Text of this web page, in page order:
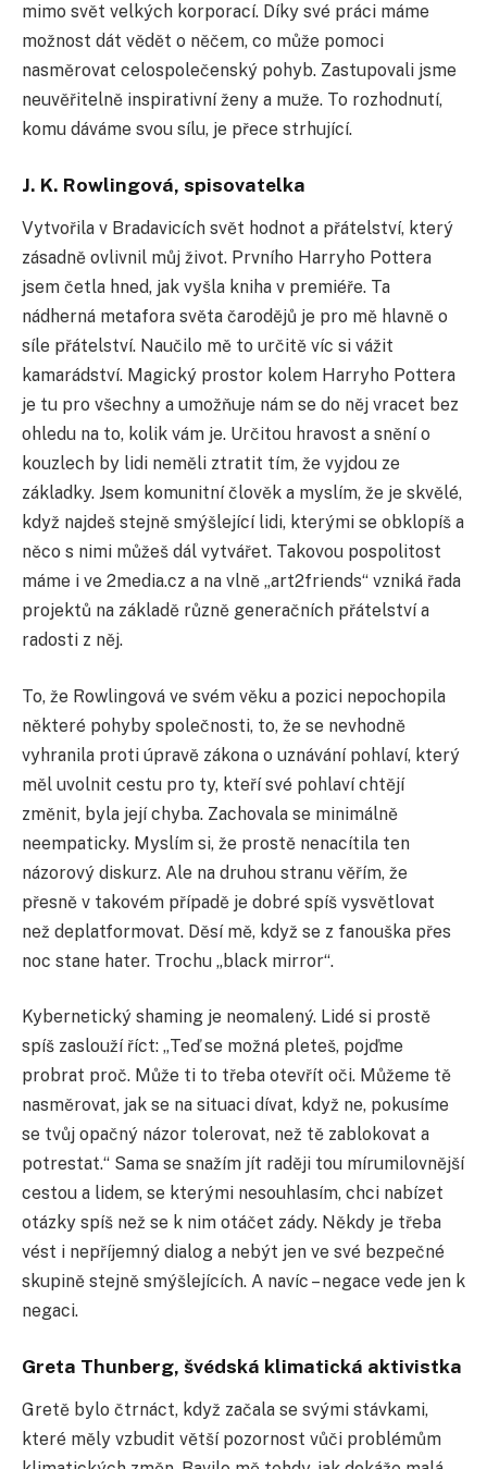
mimo svět velkých korporací. Díky své práci máme
možnost dát vědět o něčem, co může pomoci
nasměrovat celospolečenský pohyb. Zastupovali jsme
neuvěřitelně inspirativní ženy a muže. To rozhodnutí,
komu dáváme svou sílu, je přece strhující.
J. K. Rowlingová, spisovatelka
Vytvořila v Bradavicích svět hodnot a přátelství, který
zásadně ovlivnil můj život. Prvního Harryho Pottera
jsem četla hned, jak vyšla kniha v premiéře. Ta
nádherná metafora světa čarodějů je pro mě hlavně o
síle přátelství. Naučilo mě to určitě víc si vážit
kamarádství. Magický prostor kolem Harryho Pottera
je tu pro všechny a umožňuje nám se do něj vracet bez
ohledu na to, kolik vám je. Určitou hravost a snění o
kouzlech by lidi neměli ztratit tím, že vyjdou ze
základky. Jsem komunitní člověk a myslím, že je skvělé,
když najdeš stejně smýšlející lidi, kterými se obklopíš a
něco s nimi můžeš dál vytvářet. Takovou pospolitost
máme i ve 2media.cz a na vlně „art2friends“ vzniká řada
projektů na základě různě generačních přátelství a
radosti z něj.
To, že Rowlingová ve svém věku a pozici nepochopila
některé pohyby společnosti, to, že se nevhodně
vyhranila proti úpravě zákona o uznávání pohlaví, který
měl uvolnit cestu pro ty, kteří své pohlaví chtějí
změnit, byla její chyba. Zachovala se minimálně
neempaticky. Myslím si, že prostě nenacítila ten
názorový diskurz. Ale na druhou stranu věřím, že
přesně v takovém případě je dobré spíš vysvětlovat
než deplatformovat. Děsí mě, když se z fanouška přes
noc stane hater. Trochu „black mirror“.
Kybernetický shaming je neomalený. Lidé si prostě
spíš zaslouží říct: „Teď se možná pleteš, pojďme
probrat proč. Může ti to třeba otevřít oči. Můžeme tě
nasměrovat, jak se na situaci dívat, když ne, pokusíme
se tvůj opačný názor tolerovat, než tě zablokovat a
potrestat.“ Sama se snažím jít raději tou mírumilovnější
cestou a lidem, se kterými nesouhlasím, chci nabízet
otázky spíš než se k nim otáčet zády. Někdy je třeba
vést i nepříjemný dialog a nebýt jen ve své bezpečné
skupině stejně smýšlejících. A navíc – negace vede jen k
negaci.
Greta Thunberg, švédská klimatická aktivistka
Gretě bylo čtrnáct, když začala se svými stávkami,
které měly vzbudit větší pozornost vůči problémům